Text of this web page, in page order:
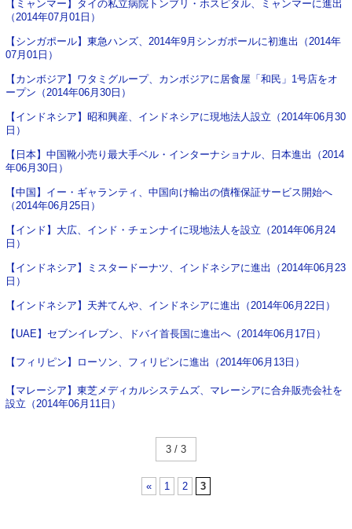
【ミャンマー】タイの私立病院トンブリ・ホスピタル、ミャンマーに進出
（2014年07月01日）
【シンガポール】東急ハンズ、2014年9月シンガポールに初進出（2014年
07月01日）
【カンボジア】ワタミグループ、カンボジアに居食屋「和民」1号店をオ
ープン（2014年06月30日）
【インドネシア】昭和興産、インドネシアに現地法人設立（2014年06月30
日）
【日本】中国靴小売り最大手ベル・インターナショナル、日本進出（2014
年06月30日）
【中国】イー・ギャランティ、中国向け輸出の債権保証サービス開始へ
（2014年06月25日）
【インド】大広、インド・チェンナイに現地法人を設立（2014年06月24
日）
【インドネシア】ミスタードーナツ、インドネシアに進出（2014年06月23
日）
【インドネシア】天丼てんや、インドネシアに進出（2014年06月22日）
【UAE】セブンイレブン、ドバイ首長国に進出へ（2014年06月17日）
【フィリピン】ローソン、フィリピンに進出（2014年06月13日）
【マレーシア】東芝メディカルシステムズ、マレーシアに合弁販売会社を
設立（2014年06月11日）
3 / 3
« 1 2 3